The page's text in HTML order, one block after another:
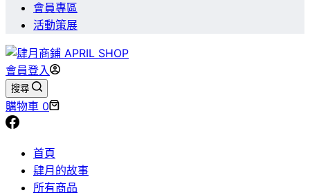
會員專區
活動策展
會員登入
搜尋
購物車 0
首頁
肆月的故事
所有商品